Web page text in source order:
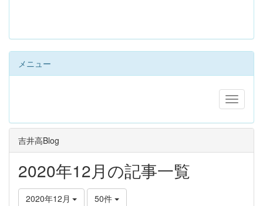
メニュー
吉井高Blog
2020年12月の記事一覧
2020年12月 50件